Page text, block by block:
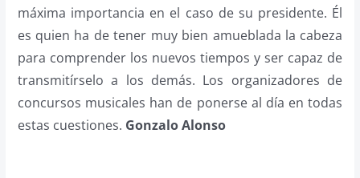
máxima importancia en el caso de su presidente. Él
es quien ha de tener muy bien amueblada la cabeza
para comprender los nuevos tiempos y ser capaz de
transmitírselo a los demás. Los organizadores de
concursos musicales han de ponerse al día en todas
estas cuestiones. Gonzalo Alonso